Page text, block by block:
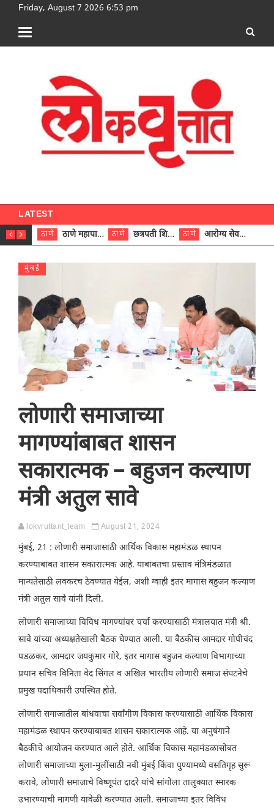
Friday, August 7 2026 6:53 pm
LATEST
ठाणे ठाणे महापालिकेच्या नऊ प्रभाग समित्यांवर अध्यक्ष विराजमान ठाणे छत्रपती शिवाजी महाराज रुग्णालयात दुर्मिळ ट्युमरची यशस्वी शस्त्रक्रिया ठाणे आरोग्य सेवक (पुरुष) पदावरून ११ कर्मचाऱ्यांना आरोग्य सहाय्यक (पुरुष) पदावर पदोन्नती; मुख्य कार्यकारी अधिकारी रणजित यादव यांच्या हस्ते आदेश वितरण
मुंबई
लोणारी समाजाच्या
मागण्यांबाबत शासन
सकारात्मक – बहुजन कल्याण
मंत्री अतुल सावे
lokvruttant_team August 21, 2024
मुंबई, 21 : लोणारी समाजासाठी आर्थिक विकास महामंडळ स्थापन
करण्याबाबत शासन सकारात्मक आहे. याबाबतचा प्रस्ताव मंत्रिमंडळात
मान्यतेसाठी लवकरच ठेवण्यात येईल, अशी ग्वाही इतर मागास बहुजन कल्याण
मंत्री अतुल सावे यांनी दिली.
लोणारी समाजाच्या विविध मागण्यांवर चर्चा करण्यासाठी मंत्रालयात मंत्री श्री.
सावे यांच्या अध्यक्षतेखाली बैठक घेण्यात आली. या बैठकीस आमदार गोपीचंद
पडळकर, आमदार जयकुमार गोरे, इतर मागास बहुजन कल्याण विभागाच्या
प्रधान सचिव विनिता वेद सिंगल व अखिल भारतीय लोणारी समाज संघटनेचे
प्रमुख पदाधिकारी उपस्थित होते.
लोणारी समाजातील बांधवाचा सर्वांगीण विकास करण्यासाठी आर्थिक विकास
महामंडळ स्थापन करण्याबाबत शासन सकारात्मक आहे. या अनुषंगाने
बैठकीचे आयोजन करण्यात आले होते. आर्थिक विकास महामंडळासोबत
लोणारी समाजाच्या मुला-मुलींसाठी नवी मुंबई किंवा पुण्यामध्ये वसतिगृह सुरू
करावे, लोणारी समाजाचे विष्णूपंत दादरे यांचे सांगोला तालुक्यात स्मारक
उभारण्याची मागणी यावेळी करण्यात आली. समाजाच्या इतर विविध